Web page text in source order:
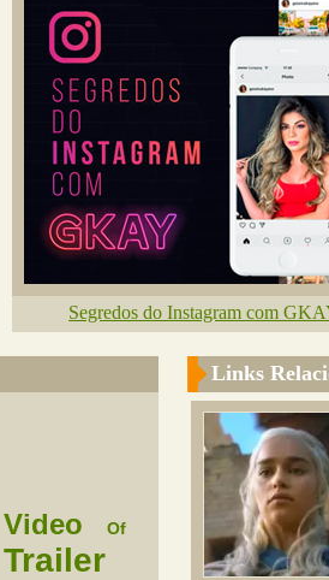
Segredos do Instagram com
Video Of
Trailer
Links